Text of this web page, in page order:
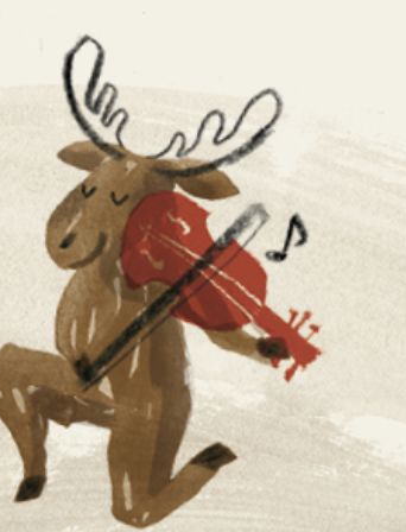
et de la culture scandinaves